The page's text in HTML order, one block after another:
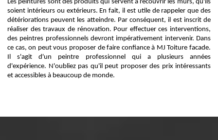
Les peintures sont des produits qui servent à recouvrir les murs, qu'ils
soient intérieurs ou extérieurs. En fait, il est utile de rappeler que des
détériorations peuvent les atteindre. Par conséquent, il est inscrit de
réaliser des travaux de rénovation. Pour effectuer ces interventions,
des peintres professionnels devront impérativement intervenir. Dans
ce cas, on peut vous proposer de faire confiance à MJ Toiture facade.
Il s'agit d'un peintre professionnel qui a plusieurs années
d'expérience. N'oubliez pas qu'il peut proposer des prix intéressants
et accessibles à beaucoup de monde.